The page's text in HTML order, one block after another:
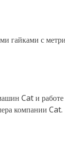
гайками с
Cat и
компании Cat.